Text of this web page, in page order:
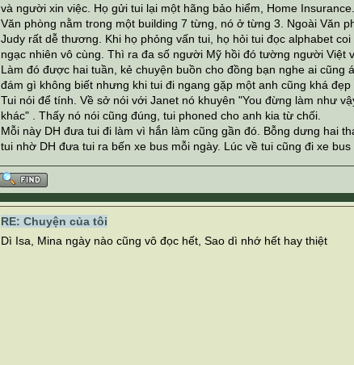
và người xin việc. Họ gửi tui lại một hãng bảo hiểm, Home
Văn phòng nằm trong một building 7 từng, nó ở từng 3. Ngoài Văn
Judy rất dễ thương. Khi họ phỏng vấn tui, họ hỏi tui đọc alphabet
ngạc nhiên vô cùng. Thì ra đa số người Mỹ hồi đó tường người Việt
Làm đó được hai tuần, kẻ chuyện buồn cho đồng bạn nghe ai
đám gì không biết nhưng khi tui đi ngang gặp một anh cũng khá
Tui nói để tính. Về sở nói với Janet nó khuyên "You đừng làm như
khác" . Thấy nó nói cũng đúng, tui phoned cho anh kia từ chối.
Mỗi này DH đưa tui đi làm vì hắn làm cũng gần đó. Bỗng dưng hai
tui nhờ DH đưa tui ra bến xe bus mỗi ngày. Lúc về tui cũng đi xe
RE: Chuyện của tôi
Dì Isa, Mina ngày nào cũng vô đọc hết, Sao dì nhớ hết hay thiệt